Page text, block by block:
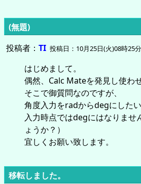
(無題)
投稿者： TI 投稿日：10月25日(火)08時25
はじめまして。
偶然、Calc Mateを発見し使わ
そこで御質問なのですが、
角度入力をradからdegにしたい
入力時点ではdegにはなりませ
ょうか？）
宜しくお願い致します。
移転しました。